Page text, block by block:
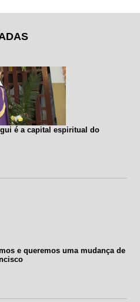
é a capital espiritual do
e queremos uma mudança de